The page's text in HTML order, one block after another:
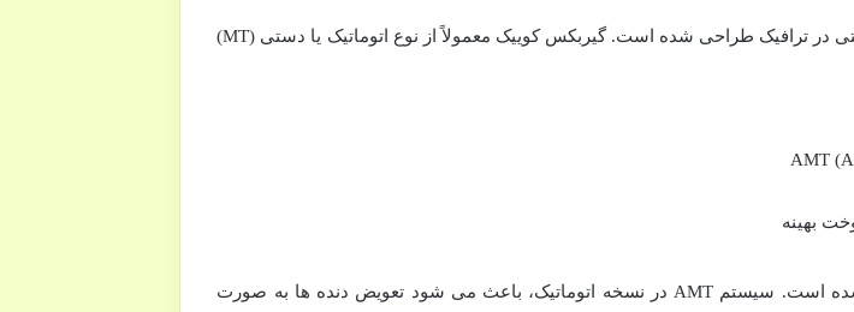
کوییک خودرویی کوچک شهری است که با هدف مصرف بهینه سوخت و راحتی در ترافیک طراحی شده است. گیربکس کوییک معمولاً از نوع اتوماتیک یا دستی (MT)
بهینه
گیربکس کوییک با طراحی سبک و اقتصادی، برای استفاده شهری بهینه شده است. سیستم AMT در نسخه اتوماتیک، باعث می شود تعویض دنده ها به صورت